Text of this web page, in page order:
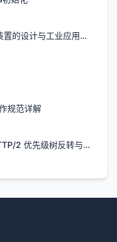
的设计与工业应用研
目|自动化项目
规范详解
2 优先级树反转与伪